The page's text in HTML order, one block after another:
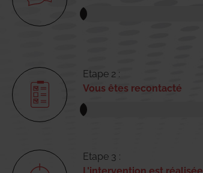
Etape 2 :
Vous êtes recontacté
Etape 3 :